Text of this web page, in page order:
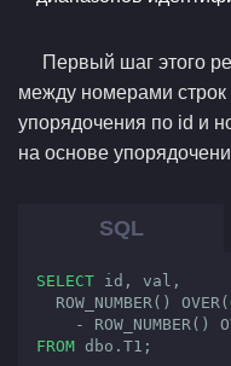
Первый шаг этого
между номерами строк
упорядочения по id и
на основе
SELECT id, val,
  ROW_NUMBER() OVER(
- ROW_NUMBER()
FROM dbo.T1;